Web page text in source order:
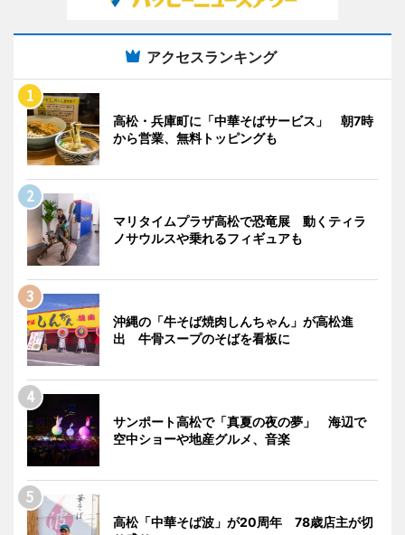
アクセスランキング
高松・兵庫町に「中華そばサービス」 朝7時
から営業、無料トッピングも
マリタイムプラザ高松で恐竜展 動くティラ
ノサウルスや乗れるフィギュアも
沖縄の「牛そば焼肉しんちゃん」が高松進
出 牛骨スープのそばを看板に
サンポート高松で「真夏の夜の夢」 海辺で
空中ショーや地産グルメ、音楽
高松「中華そば波」が20周年 78歳店主が切